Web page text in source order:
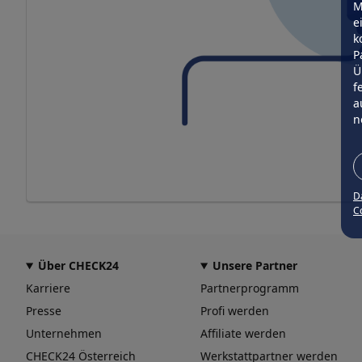
Über CHECK24
Karriere
Presse
Unternehmen
CHECK24 Österreich
Unsere Partner
Partnerprogramm
Profi werden
Affiliate werden
Werkstattpartner werden